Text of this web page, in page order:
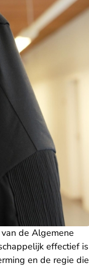
de Algemene
effectief is
en de regie die